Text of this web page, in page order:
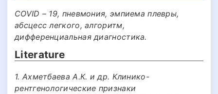
COVID – 19, пневмония, эмпиема плевры,
абсцесс легкого, алгоритм,
дифференциальная диагностика.
Literature
1. Ахметбаева А.К. и др. Клинико-
рентгенологические признаки